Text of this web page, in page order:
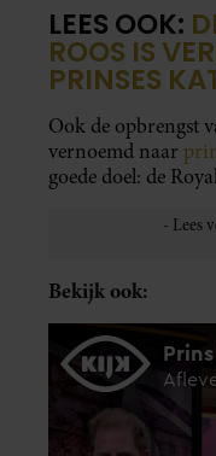
LEES OOK:
ROOS IS
PRINSES
Ook de opbrengst
vernoemd naar
goede doel: de
Bekijk ook: